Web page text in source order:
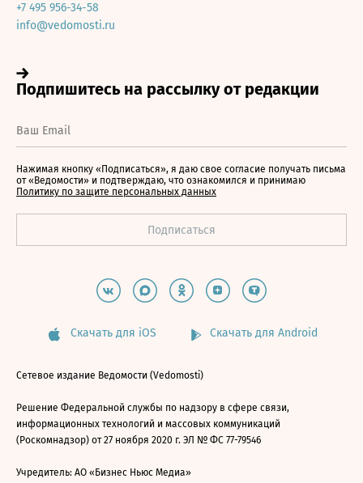
+7 495 956-34-58
info@vedomosti.ru
Нажимая кнопку «Подписаться», я даю свое согласие получать письма
от «Ведомости» и подтверждаю, что ознакомился и принимаю
Политику по защите персональных данных
Скачать для iOS Скачать для Android
Сетевое издание Ведомости (Vedomosti)
Решение Федеральной службы по надзору в сфере связи,
информационных технологий и массовых коммуникаций
(Роскомнадзор) от 27 ноября 2020 г. ЭЛ № ФС 77-79546
Учредитель: АО «Бизнес Ньюс Медиа»